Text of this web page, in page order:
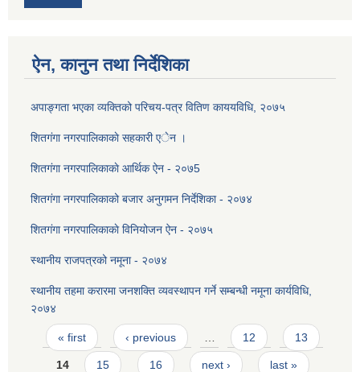
ऐन, कानुन तथा निर्देशिका
अपाङ्गता भएका व्यक्तिको परिचय-पत्र वितिण काययविधि, २०७५
शितगंगा नगरपालिकाकाे सहकारी एेन ।
शितग‌ंगा नगरपालिकाकाे आर्थिक ऐन - २०७5
शितगंगा नगरपालिकाको बजार अनुगमन निर्देशिका - २०७४
शितग‌ंगा नगरपालिकाकाे विनियोजन ऐन - २०७५
स्थानीय राजपत्रको नमूना - २०७४
स्थानीय तहमा करारमा जनशक्ति व्यवस्थापन गर्ने सम्बन्धी नमूना कार्यविधि,
२०७४
Pages
« first ‹ previous 12 13
14 15 16 next › last »